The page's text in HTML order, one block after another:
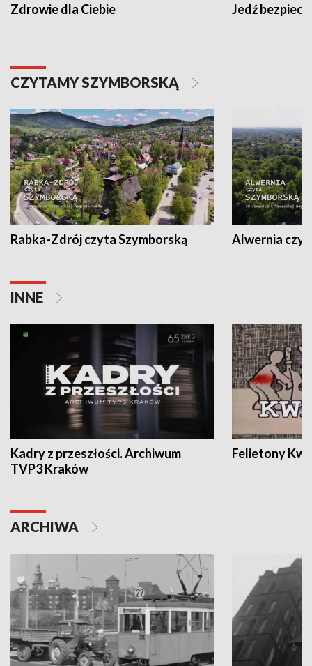
Zdrowie dla Ciebie Jedź
CZYTAMY SZYMBORSKĄ
Rabka-Zdrój czyta Szymborską Alwernia
INNE
Kadry z przeszłości. Archiwum
TVP3 Kraków
Felietony
ARCHIWA